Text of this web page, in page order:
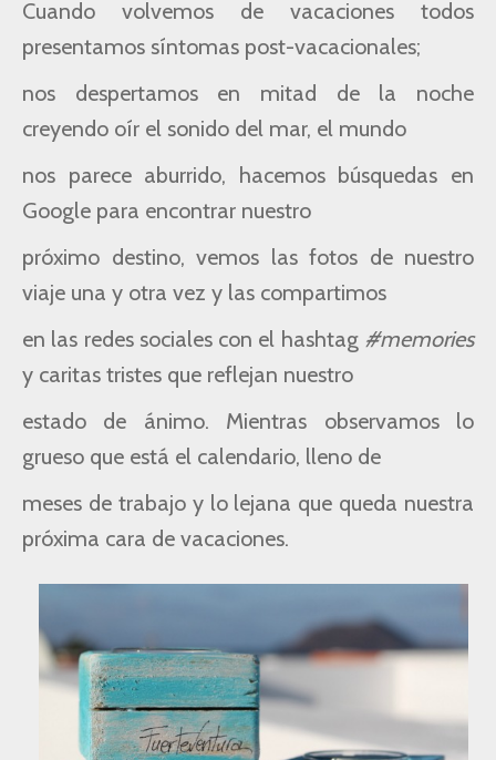
Cuando volvemos de vacaciones todos
presentamos síntomas post-vacacionales;
nos despertamos en mitad de la noche
creyendo oír el sonido del mar, el mundo
nos parece aburrido, hacemos búsquedas en
Google para encontrar nuestro
próximo destino, vemos las fotos de nuestro
viaje una y otra vez y las compartimos
en las redes sociales con el hashtag #memories
y caritas tristes que reflejan nuestro
estado de ánimo. Mientras observamos lo
grueso que está el calendario, lleno de
meses de trabajo y lo lejana que queda nuestra
próxima cara de vacaciones.